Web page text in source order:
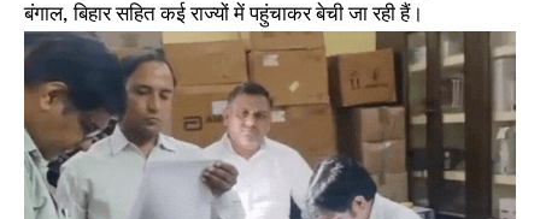
बंगाल, बिहार सहित कई राज्यों में पहुंचाकर बेची जा रही हैं।